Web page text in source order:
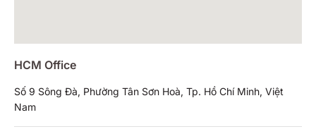
HCM Office
Số 9 Sông Đà, Phường Tân Sơn Hoà, Tp. Hồ Chí Minh, Việt
Nam